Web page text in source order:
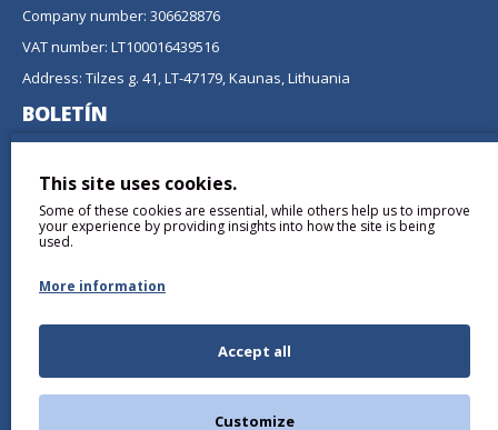
Company number: 306628876
VAT number: LT100016439516
Address: Tilzes g. 41, LT-47179, Kaunas, Lithuania
BOLETÍN
suscribiéndose a nuestro boletín.
ENVIAR
This site uses cookies.
Some of these cookies are essential, while others help us to improve
your experience by providing insights into how the site is being
used.
More information
Accept all
Customize